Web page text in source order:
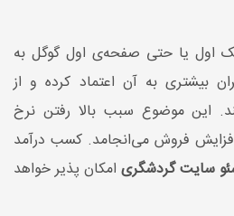
اول یا حتی صفحه‌ی اول گوگل به
بیشتری به آن اعتماد کرده و از
این موضوع سبب بالا رفتن نرخ
فروش می‌انجامد. کسب درآمد
سایت گردشگری امکان پذیر خواهد